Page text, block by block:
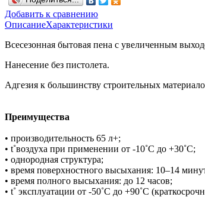
Добавить к сравнению
ОписаниеХарактеристики
Всесезонная бытовая пена с увеличенным
Нанесение без пистолета.
Адгезия к большинству строительных
Преимущества
• производительность 65 л+;
• t˚воздуха при применении от -10˚С до +30˚С;
• однородная структура;
• время поверхностного высыхания: 10–14
• время полного высыхания: до 12 часов;
• t˚ эксплуатации от -50˚С до +90˚С